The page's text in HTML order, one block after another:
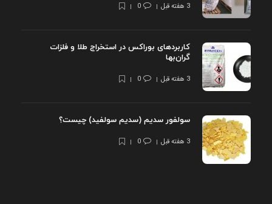
3 هفته قبل 0
کاربردهای بوراکس در استخراج طلا و فلزات
گران‌بها
3 هفته قبل 0
سولفور سدیم (سدیم سولفید) چیست؟
3 هفته قبل 0